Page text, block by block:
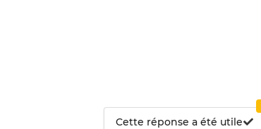
Cette réponse a été utile